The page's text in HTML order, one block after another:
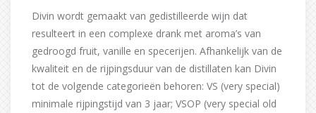
Divin wordt gemaakt van gedistilleerde wijn dat
resulteert in een complexe drank met aroma’s van
gedroogd fruit, vanille en specerijen. Afhankelijk van de
kwaliteit en de rijpingsduur van de distillaten kan Divin
tot de volgende categorieën behoren: VS (very special)
minimale rijpingstijd van 3 jaar; VSOP (very special old